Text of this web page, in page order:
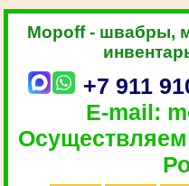
Mopoff - швабры,
+7 911
E-mail:
Осуществляем